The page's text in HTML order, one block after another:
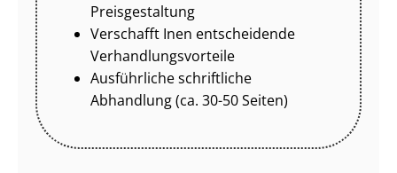
Preisgestaltung
Verschafft Inen entscheidende
Ver­hand­lungs­vor­tei­le
Ausführliche schriftliche
Abhandlung (ca. 30-50 Seiten)